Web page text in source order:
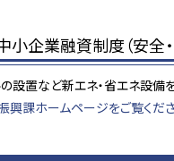
小企業融資制度（安全
設置など新エネ・省エネ設備
興課ホームページをご覧くだ